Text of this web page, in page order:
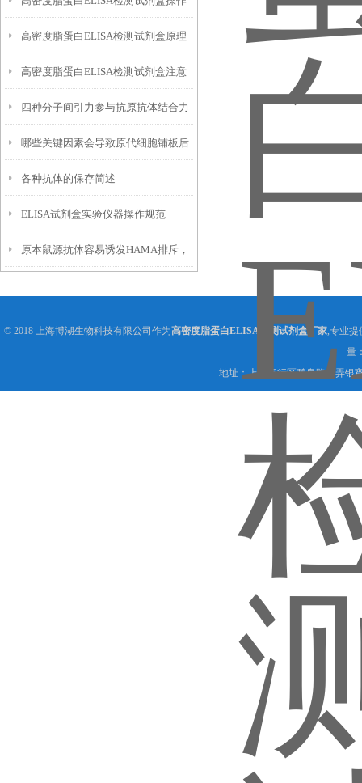
流程的方法
高密度脂蛋白ELISA检测试剂盒原理
及几个方面
高密度脂蛋白ELISA检测试剂盒注意
事项和样本处理
四种分子间引力参与抗原抗体结合力
陈述
哪些关键因素会导致原代细胞铺板后
贴壁效率低下，大量细胞悬浮无法黏
附
各种抗体的保存简述
ELISA试剂盒实验仪器操作规范
原本鼠源抗体容易诱发HAMA排斥，
© 2018 上海博湖生物科技有限公司作为高密度脂蛋白ELISA检测试剂盒厂家,专业提
量
地址：上海闵行区碧泉路36弄银